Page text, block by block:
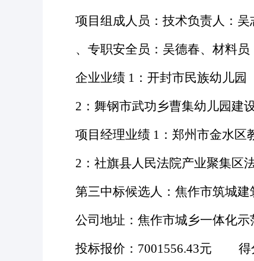
项目组成人员：技术负责人：
、专职安全员：吴德春、材料
企业业绩 1：开封市民族幼儿园
2：舞钢市武功乡曹集幼儿园建
项目经理业绩 1：郑州市金水区
2：社旗县人民法院产业聚集区
第三中标候选人：焦作市筑城建
公司地址：焦作市城乡一体化
投标报价： 7001556.43元 得